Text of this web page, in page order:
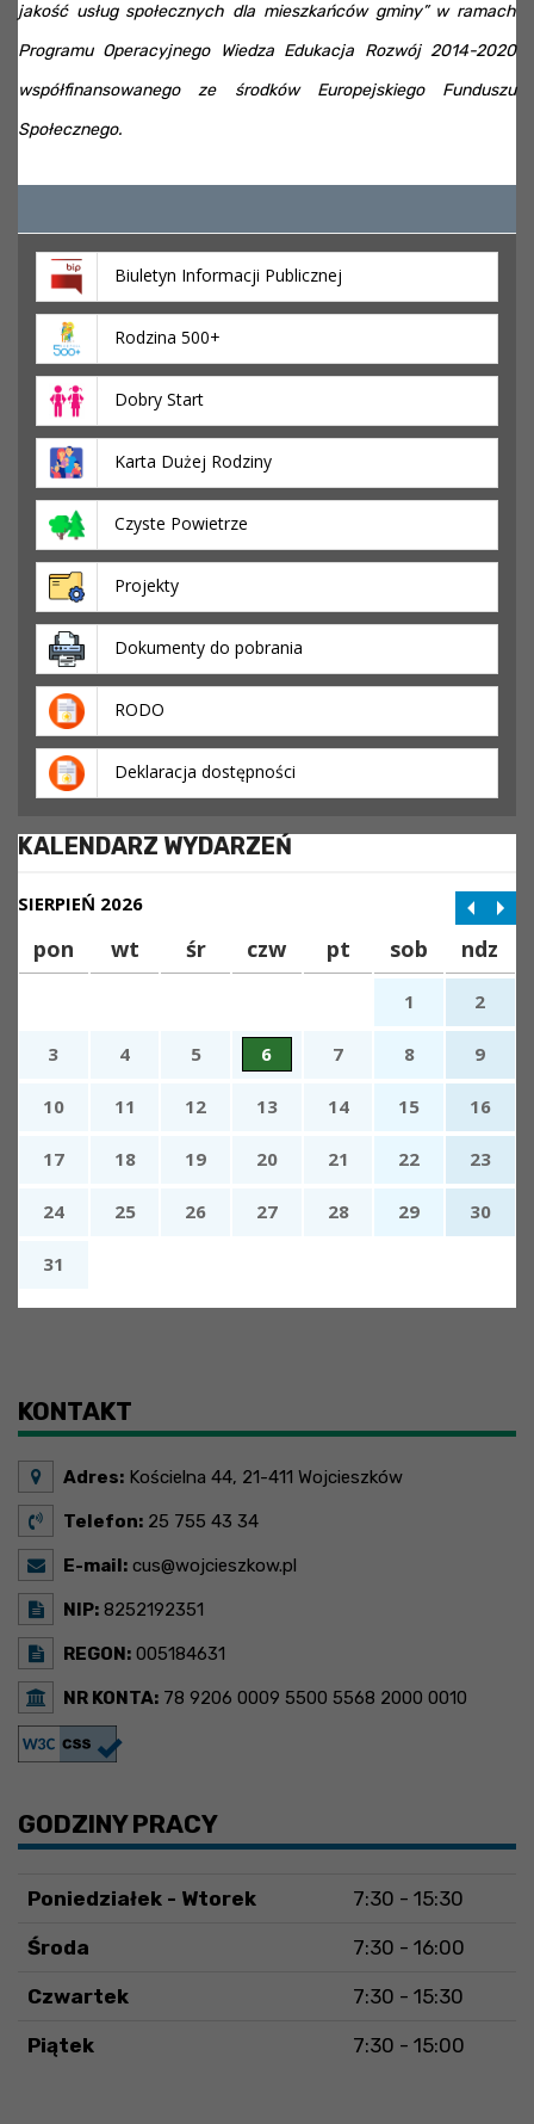
jakość usług społecznych dla mieszkańców gminy” w ramach
Programu Operacyjnego Wiedza Edukacja Rozwój 2014-2020
współfinansowanego ze środków Europejskiego Funduszu
Społecznego.
Biuletyn Informacji Publicznej
Rodzina 500+
Dobry Start
Karta Dużej Rodziny
Czyste Powietrze
Projekty
Dokumenty do pobrania
RODO
Deklaracja dostępności
KALENDARZ WYDARZEŃ
SIERPIEŃ 2026
pon wt śr czw pt sob ndz
1 2
3 4 5 6 7 8 9
10 11 12 13 14 15 16
17 18 19 20 21 22 23
24 25 26 27 28 29 30
31
KONTAKT
Adres: Kościelna 44, 21-411 Wojcieszków
Telefon: 25 755 43 34
E-mail: cus@wojcieszkow.pl
NIP: 8252192351
REGON: 005184631
NR KONTA: 78 9206 0009 5500 5568 2000 0010
GODZINY PRACY
Poniedziałek - Wtorek 7:30 - 15:30
Środa 7:30 - 16:00
Czwartek 7:30 - 15:30
Piątek 7:30 - 15:00